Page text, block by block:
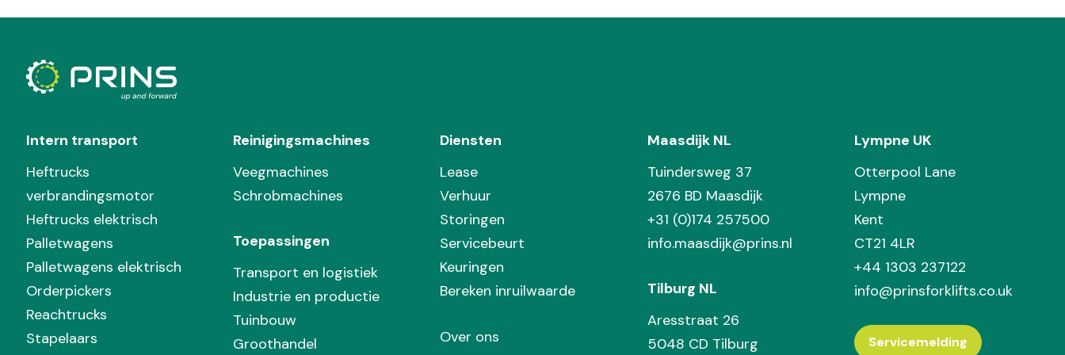
Intern transport
Heftrucks
verbrandingsmotor
Heftrucks elektrisch
Palletwagens
Palletwagens elektrisch
Orderpickers
Reachtrucks
Stapelaars
Reinigingsmachines
Veegmachines
Schrobmachines
Toepassingen
Transport en logistiek
Industrie en productie
Tuinbouw
Groothandel
Diensten
Lease
Verhuur
Storingen
Servicebeurt
Keuringen
Bereken inruilwaarde
Over ons
Maasdijk NL
Tuindersweg 37
2676 BD Maasdijk
+31 (0)174 257500
info.maasdijk@prins.nl
Tilburg NL
Aresstraat 26
5048 CD Tilburg
Lympne UK
Otterpool Lane
Lympne
Kent
CT21 4LR
+44 1303 237122
info@prinsforklifts.co.uk
Servicemelding